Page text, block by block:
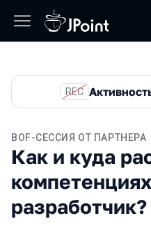
REC
BOF-СЕССИЯ ОТ ПАРТНЕРА
Как и куда
разработчик?